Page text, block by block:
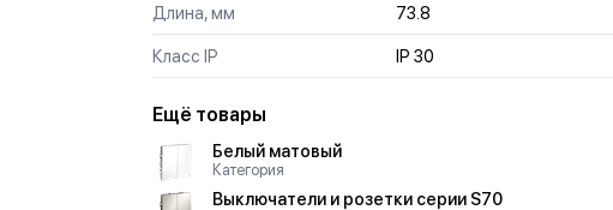
Длина, мм 73.8
Класс IP IP 30
Ещё товары
Белый матовый
Категория
Выключатели и розетки серии S70